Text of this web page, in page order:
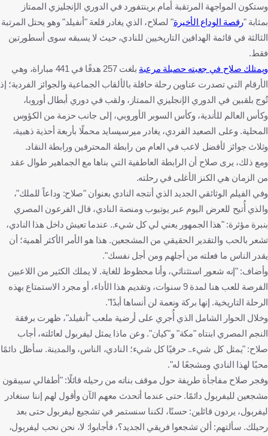
وستكون المواجهة المرتقبة أمام برينتفورد في الدوري الإنجليزي الممتاز
بمثابة "رقصة الوداع الأخيرة" لصلاح، الذي يغادر قلعة "أنفيلد" وهو يحتل المرتبة
الثالثة في قائمة الهدافين التاريخيين للنادي، حيث لا يسبقه سوى أسطورتين
فقط.
ويمتلك صلاح في جعبته حصيلة مرعبة
بلغت 257 هدفًا في 441 مباراة، وهي
الأرقام التي تصدرت عناوين رحلة حافلة بالألقاب الجماعية والجوائز الفردية؛ إذ
تُوج بلقبين في الدوري الإنجليزي الممتاز، ولقب في دوري أبطال أوروبا،
وكأس العالم للأندية، وكأس السوبر الأوروبي، إلى جانب حزمة من الكؤوس
المحلية. وعلى الصعيد الفردي، يغادر ميرسيسايد محملًا بأربعة أحذية ذهبية،
وثلاث جوائز لأفضل لاعب في العام من رابطة المحترفين ورابطة النقاد.
ومع ذلك، يرى صلاح أن الرابطة العاطفية التي بناها مع الجماهير طوال عقد
من الزمان هي الكنز الأغلى في رحلته.
وفي الفيلم الوثائقي الجديد الذي أنتجه النادي بعنوان "صلاح: وداعاً للملك"،
والذي أُتيح للعرض اليوم عبر يوتيوب ومنصة النادي، قال الفرعون المصري
بنبرة مؤثرة: "هذا الجمهور يعني لي كل شيء.. عندما تعيش داخل هذا النادي،
تشعر بالحب والتقدير الحقيقي من المشجعين. هذا هو الأمر الأكثر أهمية؛ أن
يقدر الناس ما فعلته من أجلهم ومن أجل نفسك".
وأضاف: "إنه شعور استثنائي، وأنا محظوظ للغاية. لا يملك الكثير من اللاعبين
الفرصة للعب هنا لمدة 9 سنوات، وتقديم هذا الأداء، أو مجرد الاستمتاع بهذه
الرحلة التاريخية. إنها بركة ونعمة لن أنساها أبدًا".
وخلال الحوار الشامل الذي أُجري على أرضية ملعب "أنفيلد"، ظهرت برفقة
النجم المصري ابنتاه "مكة" و"كيان". وعن ماذا يمثل ليفربول لعائلته، أجاب
صلاح: "يمثل كل شيء.. حرفيًا كل شيء؛ النادي، الناس، والمدينة. سأظل دائمًا
محبًا لهذا النادي ومشجعًا له".
وفجر صلاح مفاجأة طريفة حول موقف بناته من رحيله قائلًا: "أطفالي سيبقون
مشجعين لليفربول دائمًا. حتى عندما أتحدث معهم الآن وأقول لهم إننا سنغادر
ليفربول، يردون قائلين: حسنًا، لكننا سنستمر في تشجيع ليفربول حتى بعد
رحيلك. سألتهم: ألن تشجعوا فريقي الجديد؟، فأجابوا: لا، نحن نحب ليفربول،